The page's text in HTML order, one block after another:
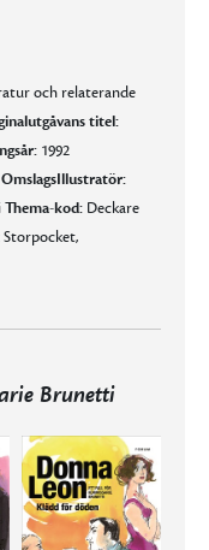
och relaterande
titel:
1992
OmslagsIllustratör:
Thema-kod: Deckare
Storpocket,
Brunetti